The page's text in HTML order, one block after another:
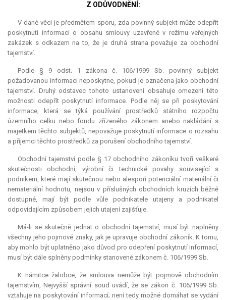
Z ODŮVODNĚNÍ:
V dané věci je předmětem sporu, zda povinný subjekt může odepřít
poskytnutí informací o obsahu smlouvy uzavřené v režimu veřejných
zakázek s odkazem na to, že je druhá strana považuje za obchodní
tajemství.
Podle § 9 odst. 1 zákona č. 106/1999 Sb. povinný subjekt
požadovanou informaci neposkytne, pokud je označena jako obchodní
tajemství. Druhý odstavec tohoto ustanovení obsahuje omezení této
možnosti odepřít poskytnutí informace. Podle něj se při poskytování
informace, která se týká používání prostředků státního rozpočtu
územního celku nebo fondu zřízeného zákonem anebo nakládání s
majetkem těchto subjektů, nepovažuje poskytnutí informace o rozsahu
a příjemci těchto prostředků za porušení obchodního tajemství.
Obchodní tajemství podle § 17 obchodního zákoníku tvoří veškeré
skutečnosti obchodní, výrobní či technické povahy související s
podnikem, které mají skutečnou nebo alespoň potenciální materiální či
nemateriální hodnotu, nejsou v příslušných obchodních kruzích běžně
dostupné, mají být podle vůle podnikatele utajeny a podnikatel
odpovídajícím způsobem jejich utajení zajišťuje.
Má-li se skutečně jednat o obchodní tajemství, musí být naplněny
všechny jeho pojmové znaky, jak je upravuje obchodní zákoník. K tomu,
aby mohlo být uplatněno jako důvod pro odepření poskytnutí informací,
musí být dále splněny podmínky stanovené zákonem č. 106/1999 Sb.
K námitce žalobce, že smlouva nemůže být pojmově obchodním
tajemstvím, Nejvyšší správní soud uvádí, že se zákon č. 106/1999 Sb.
vztahuje na poskytování informací; není tedy možné domáhat se vydání